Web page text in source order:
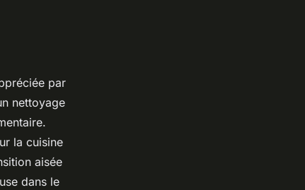
par
nettoyage
la cuisine
aisée
dans le